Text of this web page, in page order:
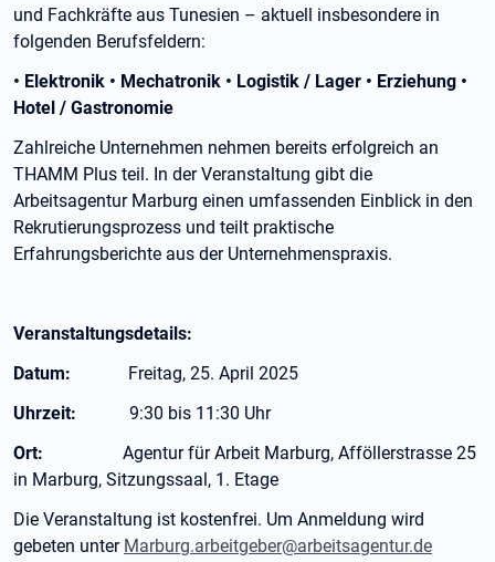
und Fachkräfte aus Tunesien – aktuell insbesondere in
folgenden Berufsfeldern:
• Elektronik • Mechatronik • Logistik / Lager • Erziehung •
Hotel / Gastronomie
Zahlreiche Unternehmen nehmen bereits erfolgreich an
THAMM Plus teil. In der Veranstaltung gibt die
Arbeitsagentur Marburg einen umfassenden Einblick in den
Rekrutierungsprozess und teilt praktische
Erfahrungsberichte aus der Unternehmenspraxis.
Veranstaltungsdetails:
Datum: Freitag, 25. April 2025
Uhrzeit:
9:30 bis 11:30 Uhr
Ort:
Agentur für Arbeit Marburg, Afföllerstrasse 25
in Marburg, Sitzungssaal, 1. Etage
Die Veranstaltung ist kostenfrei. Um Anmeldung wird
gebeten unter Marburg.arbeitgeber@arbeitsagentur.de